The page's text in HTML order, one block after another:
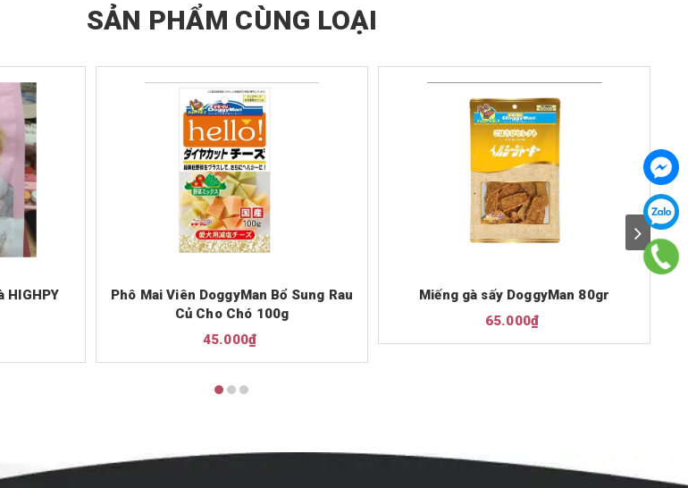
SẢN PHẨM CÙNG LOẠI
HIGHPY
Phô Mai Viên DoggyMan Bổ Sung Rau
Củ Cho Chó 100g
45.000₫
Miếng gà sấy DoggyMan 80gr
65.000₫